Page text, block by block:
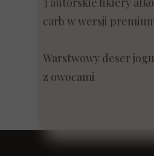
carb w wersji
Warstwowy deser
z owocami